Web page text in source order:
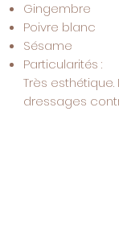
Gingembre
Poivre blanc
Sésame
Particularités :
Très
dressages